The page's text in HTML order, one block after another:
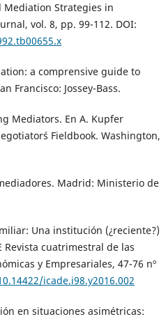
Mediation Strategies in
vol. 8, pp. 99-112. DOI:
a comprensive guide to
Francisco: Jossey-Bass.
Mediators. En A. Kupfer
Fieldbook. Washington,
Madrid: Ministerio de
Una institución (¿reciente?)
Revista cuatrimestral de las
y Empresariales, 47-76 nº
icade.i98.y2016.002
en situaciones asimétricas: